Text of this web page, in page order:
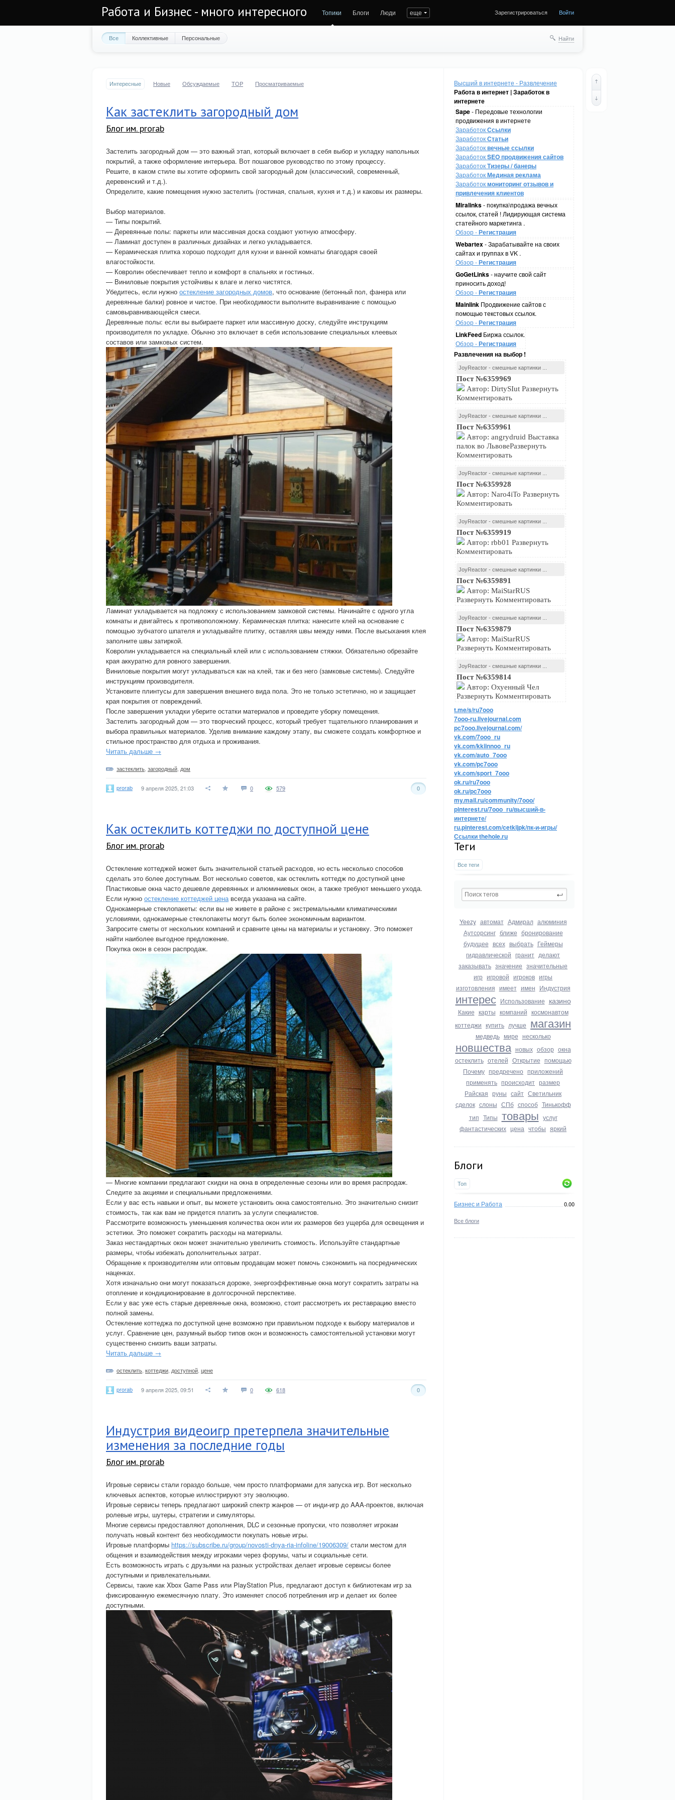
Работа и Бизнес - много интересного Топики Блоги Люди еще Зарегистрироваться Войти
Все Коллективные Персональные Найти
Высший в интернете - Развлечение
Работа в интернет | Заработок в
интернете
Sape- Передовые технологии
продвижения в интернете
ЗаработокСсылки
ЗаработокСтатьи
Заработоквечные ссылки
ЗаработокSEO продвижения сайтов
ЗаработокТизеры / банеры
ЗаработокМединая реклама
Заработокмониторинг отзывов и
привлечения клиентов
Miralinks- покупка\продажа вечных
ссылок, статей ! Лидирующая система
статейного маркетинга .
Обзор -Регистрация
Webartex- Зарабатывайте на своих
сайтах и группах в VK .
Обзор -Регистрация
GoGetLinks- научите свой сайт
приносить доход!
Обзор -Регистрация
Mainlink Продвижение сайтов с
помощью текстовых ссылок.
Обзор -Регистрация
LinkFeed Биржа ссылок.
Обзор -Регистрация
Развлечения на выбор !
JoyReactor - смешные картинки ...
Пост №6359969
Автор: DirtySIut Развернуть
Комментировать
JoyReactor - смешные картинки ...
Пост №6359961
Автор: angrydruid Выставка
палок во ЛьвовеРазвернуть
Комментировать
JoyReactor - смешные картинки ...
Пост №6359928
Автор: Naro4iTo Развернуть
Комментировать
JoyReactor - смешные картинки ...
Пост №6359919
Автор: rbb01 Развернуть
Комментировать
JoyReactor - смешные картинки ...
Пост №6359891
Автор: MaiStarRUS
Развернуть Комментировать
JoyReactor - смешные картинки ...
Пост №6359879
Автор: MaiStarRUS
Развернуть Комментировать
JoyReactor - смешные картинки ...
Пост №6359814
Автор: Охуенный Чел
Развернуть Комментировать
t.me/s/ru7ooo
7ooo-ru.livejournal.com
pc7ooo.livejournal.com/
vk.com/7ooo_ru
vk.com/kkiinnoo_ru
vk.com/auto_7ooo
vk.com/pc7ooo
vk.com/sport_7ooo
ok.ru/ru7ooo
ok.ru/pc7ooo
my.mail.ru/community/7ooo/
pinterest.ru/7ooo_ru/высший-в-
интернете/
ru.pinterest.com/cetkijpk/пк-и-игры/
Ссылки thehole.ru
Теги
Все теги
Yeezy автомат Адмирал алюминия
Аутсорсинг ближе бронирование
будущее всех выбрать Геймеры
гидравлической гранит делают
заказывать значение значительные
игр игровой игроков игры
изготовления имеет имен Индустрия
интерес Использование казино
Какие карты компаний космонавтом
коттеджи купить лучше магазин
медведь мире несколько
новшества новых обзор окна
остеклить отелей Открытие помощью
Почему предречено приложений
применять происходит размер
Райская руны сайт Светильник
сделок слоны СПб способ Тинькофф
тип Типы товары услуг
фантастических цена чтобы яркий
Блоги
Топ
Бизнес и Работа 0.00
Все блоги
Интересные Новые Обсуждаемые TOP Просматриваемые
Как застеклить загородный дом
Блог им. prorab
Застелить загородный дом — это важный этап, который включает в себя выбор и укладку напольных
покрытий, а также оформление интерьера. Вот пошаговое руководство по этому процессу.
Решите, в каком стиле вы хотите оформить свой загородный дом (классический, современный,
деревенский и т.д.).
Определите, какие помещения нужно застелить (гостиная, спальня, кухня и т.д.) и каковы их размеры.
Выбор материалов.
— Типы покрытий.
— Деревянные полы: паркеты или массивная доска создают уютную атмосферу.
— Ламинат доступен в различных дизайнах и легко укладывается.
— Керамическая плитка хорошо подходит для кухни и ванной комнаты благодаря своей
влагостойкости.
— Ковролин обеспечивает тепло и комфорт в спальнях и гостиных.
— Виниловые покрытия устойчивы к влаге и легко чистятся.
Убедитесь, если нужно остекление загородных домов, что основание (бетонный пол, фанера или
деревянные балки) ровное и чистое. При необходимости выполните выравнивание с помощью
самовыравнивающейся смеси.
Деревянные полы: если вы выбираете паркет или массивную доску, следуйте инструкциям
производителя по укладке. Обычно это включает в себя использование специальных клеевых
составов или замковых систем.
Ламинат укладывается на подложку с использованием замковой системы. Начинайте с одного угла
комнаты и двигайтесь к противоположному. Керамическая плитка: нанесите клей на основание с
помощью зубчатого шпателя и укладывайте плитку, оставляя швы между ними. После высыхания клея
заполните швы затиркой.
Ковролин укладывается на специальный клей или с использованием стяжки. Обязательно обрезайте
края аккуратно для ровного завершения.
Виниловые покрытия могут укладываться как на клей, так и без него (замковые системы). Следуйте
инструкциям производителя.
Установите плинтусы для завершения внешнего вида пола. Это не только эстетично, но и защищает
края покрытия от повреждений.
После завершения укладки уберите остатки материалов и проведите уборку помещения.
Застелить загородный дом — это творческий процесс, который требует тщательного планирования и
выбора правильных материалов. Уделив внимание каждому этапу, вы сможете создать комфортное и
стильное пространство для отдыха и проживания.
Читать дальше →
застеклить загородный дом
prorab 9 апреля 2025, 21:03 0 0
579
Как остеклить коттеджи по доступной цене
Блог им. prorab
Остекление коттеджей может быть значительной статьей расходов, но есть несколько способов
сделать это более доступным. Вот несколько советов, как остеклить коттедж по доступной цене
Пластиковые окна часто дешевле деревянных и алюминиевых окон, а также требуют меньшего ухода.
Если нужно остекление коттеджей ценавсегда указана на сайте.
Однокамерные стеклопакеты: если вы не живете в районе с экстремальными климатическими
условиями, однокамерные стеклопакеты могут быть более экономичным вариантом.
Запросите сметы от нескольких компаний и сравните цены на материалы и установку. Это поможет
найти наиболее выгодное предложение.
Покупка окон в сезон распродаж.
— Многие компании предлагают скидки на окна в определенные сезоны или во время распродаж.
Следите за акциями и специальными предложениями.
Если у вас есть навыки и опыт, вы можете установить окна самостоятельно. Это значительно снизит
стоимость, так как вам не придется платить за услуги специалистов.
Рассмотрите возможность уменьшения количества окон или их размеров без ущерба для освещения и
эстетики. Это поможет сократить расходы на материалы.
Заказ нестандартных окон может значительно увеличить стоимость. Используйте стандартные
размеры, чтобы избежать дополнительных затрат.
Обращение к производителям или оптовым продавцам может помочь сэкономить на посреднических
наценках.
Хотя изначально они могут показаться дороже, энергоэффективные окна могут сократить затраты на
отопление и кондиционирование в долгосрочной перспективе.
Если у вас уже есть старые деревянные окна, возможно, стоит рассмотреть их реставрацию вместо
полной замены.
Остекление коттеджа по доступной цене возможно при правильном подходе к выбору материалов и
услуг. Сравнение цен, разумный выбор типов окон и возможность самостоятельной установки могут
существенно снизить ваши затраты.
Читать дальше →
остеклить коттеджи доступной цене
prorab 9 апреля 2025, 09:51 0 0
618
Индустрия видеоигр претерпела значительные
изменения за последние годы
Блог им. prorab
Игровые сервисы стали гораздо больше, чем просто платформами для запуска игр. Вот несколько
ключевых аспектов, которые иллюстрируют эту эволюцию.
Игровые сервисы теперь предлагают широкий спектр жанров — от инди-игр до AAA-проектов, включая
ролевые игры, шутеры, стратегии и симуляторы.
Многие сервисы предоставляют дополнения, DLC и сезонные пропуски, что позволяет игрокам
получать новый контент без необходимости покупать новые игры.
Игровые платформы https://subscribe.ru/group/novosti-dnya-ria-infoline/19006309/ стали местом для
общения и взаимодействия между игроками через форумы, чаты и социальные сети.
Есть возможность играть с друзьями на разных устройствах делает игровые сервисы более
доступными и привлекательными.
Сервисы, такие как Xbox Game Pass или PlayStation Plus, предлагают доступ к библиотекам игр за
фиксированную ежемесячную плату. Это изменяет способ потребления игр и делает их более
доступными.